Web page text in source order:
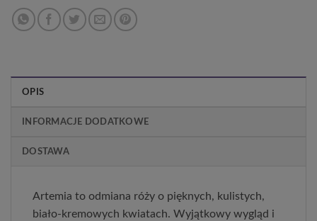
OPIS
INFORMACJE DODATKOWE
DOSTAWA
Artemia to odmiana róży o pięknych, kulistych,
biało-kremowych kwiatach. Wyjątkowy wygląd i